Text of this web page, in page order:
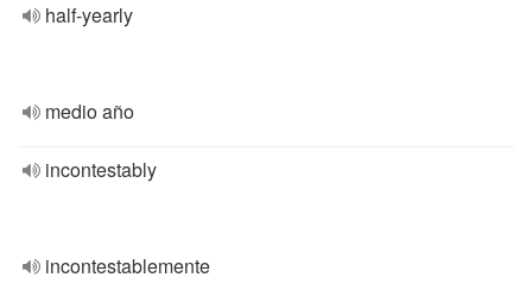
half-yearly
medio año
incontestably
incontestablemente